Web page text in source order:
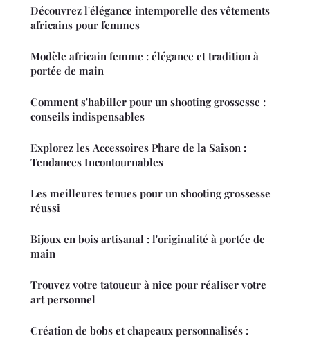
Découvrez l'élégance intemporelle des vêtements
africains pour femmes
Modèle africain femme : élégance et tradition à
portée de main
Comment s'habiller pour un shooting grossesse :
conseils indispensables
Explorez les Accessoires Phare de la Saison :
Tendances Incontournables
Les meilleures tenues pour un shooting grossesse
réussi
Bijoux en bois artisanal : l'originalité à portée de
main
Trouvez votre tatoueur à nice pour réaliser votre
art personnel
Création de bobs et chapeaux personnalisés :